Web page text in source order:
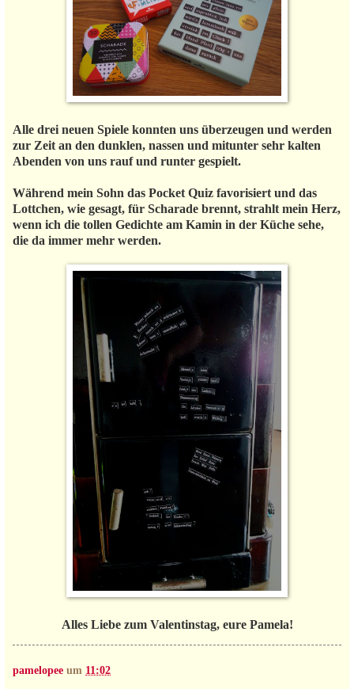
Alle drei neuen Spiele konnten uns überzeugen und werden
zur Zeit an den dunklen, nassen und mitunter sehr kalten
Abenden von uns rauf und runter gespielt.
Während mein Sohn das Pocket Quiz favorisiert und das
Lottchen, wie gesagt, für Scharade brennt, strahlt mein Herz,
wenn ich die tollen Gedichte am Kamin in der Küche sehe,
die da immer mehr werden.
Alles Liebe zum Valentinstag, eure Pamela!
pamelopee um 11:02